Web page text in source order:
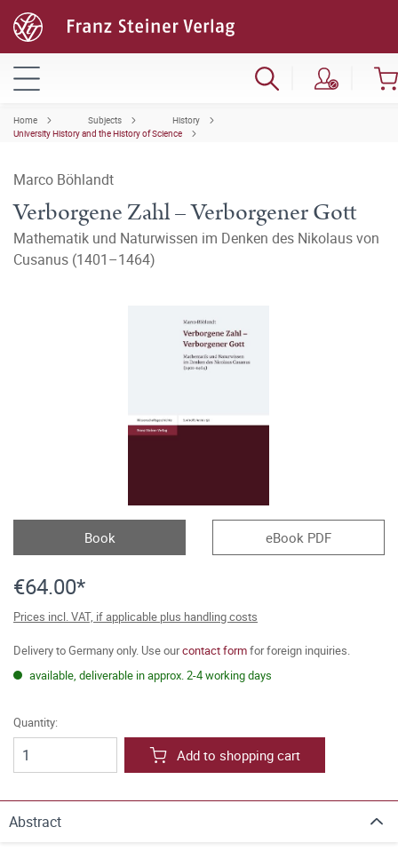
Home Subjects
History
University History and the History of Science
Marco Böhlandt
Verborgene Zahl – Verborgener Gott
Mathematik und Naturwissen im Denken des Nikolaus von
Cusanus (1401–1464)
Book eBook PDF
€64.00*
Prices incl. VAT, if applicable plus handling costs
Delivery to Germany only. Use ourcontact formfor foreign inquiries.
available, deliverable in approx. 2-4 working days
Quantity:
Add to shopping cart
Abstract